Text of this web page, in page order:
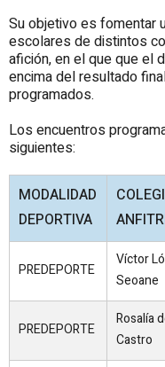
Su objetivo es fomentar
escolares de distintos
afición, en el que que el
encima del resultado
programados.
Los encuentros
siguientes:
MODALIDAD
DEPORTIVA
PREDEPORTE
Víctor
Seoane
PREDEPORTE
Rosalía
Castro